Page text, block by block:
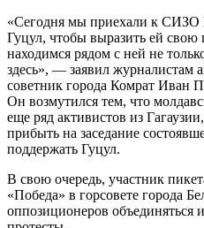
«Сегодня мы приехали к СИЗО
Гуцул, чтобы выразить ей
находимся рядом с ней не
здесь», — заявил журналистам
советник города Комрат Иван
Он возмутился тем, что
еще ряд активистов из
прибыть на заседание
поддержать Гуцул.
В свою очередь, участник
«Победа» в горсовете города
оппозиционеров объединяться